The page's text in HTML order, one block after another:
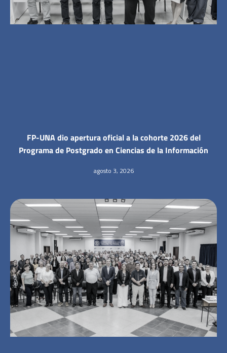
FP-UNA dio apertura oficial a la cohorte 2026 del
Programa de Postgrado en Ciencias de la Información
agosto 3, 2026